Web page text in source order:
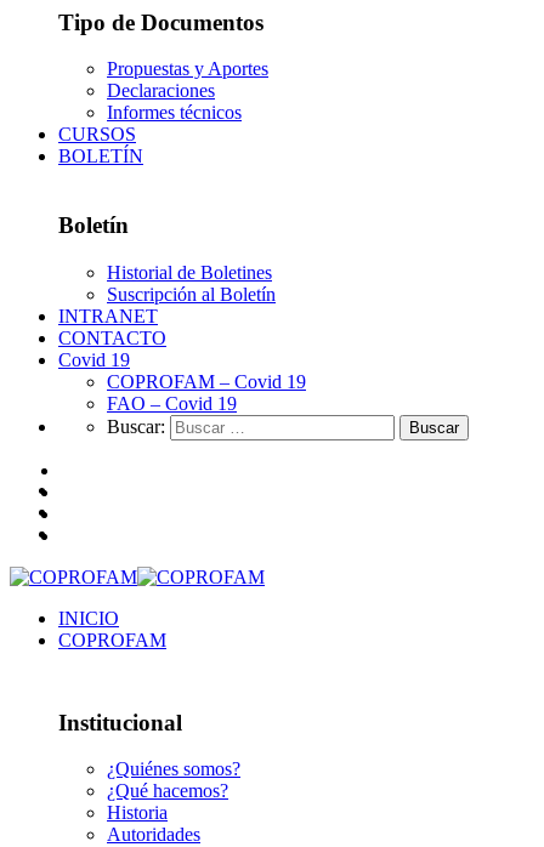
Tipo de Documentos
Propuestas y Aportes
Declaraciones
Informes técnicos
CURSOS
BOLETÍN
Boletín
Historial de Boletines
Suscripción al Boletín
INTRANET
CONTACTO
Covid 19
COPROFAM – Covid 19
FAO – Covid 19
Buscar:
INICIO
COPROFAM
Institucional
¿Quiénes somos?
¿Qué hacemos?
Historia
Autoridades